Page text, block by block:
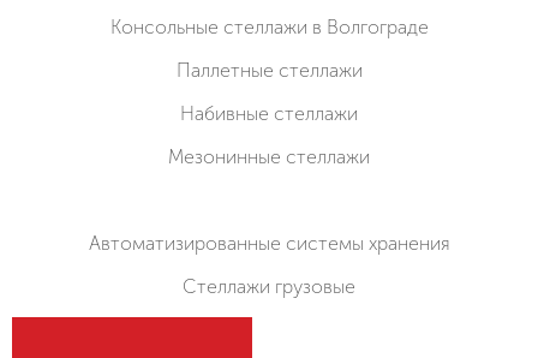
Консольные стеллажи в Волгограде
Паллетные стеллажи
Набивные стеллажи
Мезонинные стеллажи
Автоматизированные системы хранения
Стеллажи грузовые